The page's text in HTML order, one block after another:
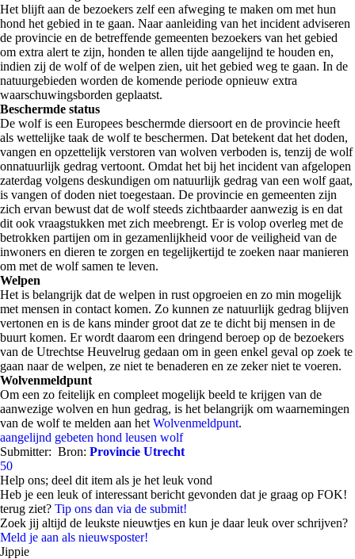
Het blijft aan de bezoekers zelf een afweging te maken om met hun
hond het gebied in te gaan. Naar aanleiding van het incident adviseren
de provincie en de betreffende gemeenten bezoekers van het gebied
om extra alert te zijn, honden te allen tijde aangelijnd te houden en,
indien zij de wolf of de welpen zien, uit het gebied weg te gaan. In de
natuurgebieden worden de komende periode opnieuw extra
waarschuwingsborden geplaatst.
Beschermde status
De wolf is een Europees beschermde diersoort en de provincie heeft
als wettelijke taak de wolf te beschermen. Dat betekent dat het doden,
vangen en opzettelijk verstoren van wolven verboden is, tenzij de wolf
onnatuurlijk gedrag vertoont. Omdat het bij het incident van afgelopen
zaterdag volgens deskundigen om natuurlijk gedrag van een wolf gaat,
is vangen of doden niet toegestaan. De provincie en gemeenten zijn
zich ervan bewust dat de wolf steeds zichtbaarder aanwezig is en dat
dit ook vraagstukken met zich meebrengt. Er is volop overleg met de
betrokken partijen om in gezamenlijkheid voor de veiligheid van de
inwoners en dieren te zorgen en tegelijkertijd te zoeken naar manieren
om met de wolf samen te leven.
Welpen
Het is belangrijk dat de welpen in rust opgroeien en zo min mogelijk
met mensen in contact komen. Zo kunnen ze natuurlijk gedrag blijven
vertonen en is de kans minder groot dat ze te dicht bij mensen in de
buurt komen. Er wordt daarom een dringend beroep op de bezoekers
van de Utrechtse Heuvelrug gedaan om in geen enkel geval op zoek te
gaan naar de welpen, ze niet te benaderen en ze zeker niet te voeren.
Wolvenmeldpunt
Om een zo feitelijk en compleet mogelijk beeld te krijgen van de
aanwezige wolven en hun gedrag, is het belangrijk om waarnemingen
van de wolf te melden aan het Wolvenmeldpunt.
aangelijnd gebeten hond leusen wolf
Submitter: Bron: Provincie Utrecht
50
Help ons; deel dit item als je het leuk vond
Heb je een leuk of interessant bericht gevonden dat je graag op FOK!
terug ziet? Tip ons dan via de submit!
Zoek jij altijd de leukste nieuwtjes en kun je daar leuk over schrijven?
Meld je aan als nieuwsposter!
Jippie